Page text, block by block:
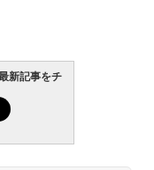
新記事をチ